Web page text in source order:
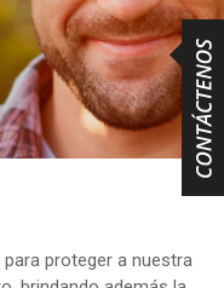
proteger a nuestra